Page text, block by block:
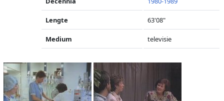
Lengte 63'08"
Medium televisie